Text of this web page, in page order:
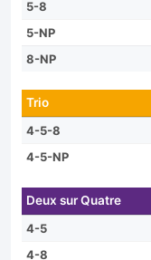
5-8
5-NP
8-NP
Trio
4-5-8
4-5-NP
Deux sur Quatre
4-5
4-8